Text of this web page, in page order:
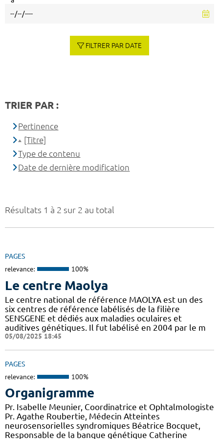
Résultats 1 à 2 sur 2 au total
PAGES
relevance: 100%
Le centre Maolya
Le centre national de référence MAOLYA est un des
six centres de référence labélisés de la filière
SENSGENE et dédiés aux maladies oculaires et
auditives génétiques. Il fut labélisé en 2004 par le m
05/08/2025 18:45
PAGES
relevance: 100%
Organigramme
Pr. Isabelle Meunier, Coordinatrice et Ophtalmologiste
Pr. Agathe Roubertie, Médecin Atteintes
neurosensorielles syndromiques Béatrice Bocquet,
Responsable de la banque génétique Catherine
FILTRER PAR DATE
TRIER PAR :
Pertinence
[Titre]
Type de contenu
Date de dernière modification